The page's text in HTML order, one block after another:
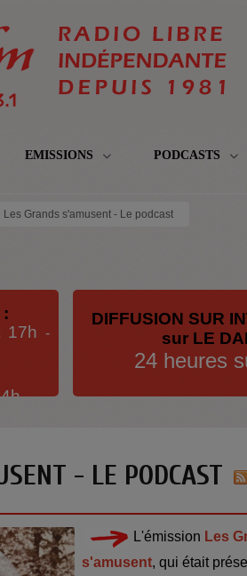
EMISSIONS PODCASTS
Les Grands s'amusent - Le podcast
:
17h -
4h
DIFFUSION SUR
sur LE
24 heures
- LE PODCAST
L'émission Les
s'amusent, qui était